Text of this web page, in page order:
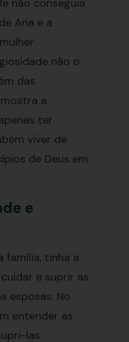
não conseguia
Ana e a
não o
das
a
ter
viver de
de Deus em
e
família, tinha a
e suprir as
esposas. No
entender as
las